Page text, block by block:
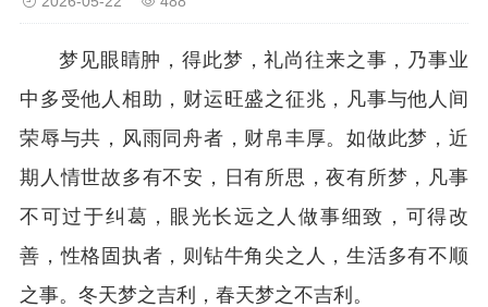
梦见眼睛肿，得此梦，礼尚往来之事，乃事业
中多受他人相助，财运旺盛之征兆，凡事与他人间
荣辱与共，风雨同舟者，财帛丰厚。如做此梦，近
期人情世故多有不安，日有所思，夜有所梦，凡事
不可过于纠葛，眼光长远之人做事细致，可得改
善，性格固执者，则钻牛角尖之人，生活多有不顺
之事。冬天梦之吉利，春天梦之不吉利。